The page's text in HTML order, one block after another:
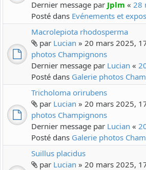
Dernier message par Jplm « 28
Posté dans Evénements et
Macrolepiota rhodosperma
par Lucian » 20 mars 2025,
photos Champignons
Dernier message par Lucian «
Posté dans Galerie photos
Tricholoma orirubens
par Lucian » 20 mars 2025,
photos Champignons
Dernier message par Lucian «
Posté dans Galerie photos
Suillus placidus
par Lucian » 20 mars 2025,